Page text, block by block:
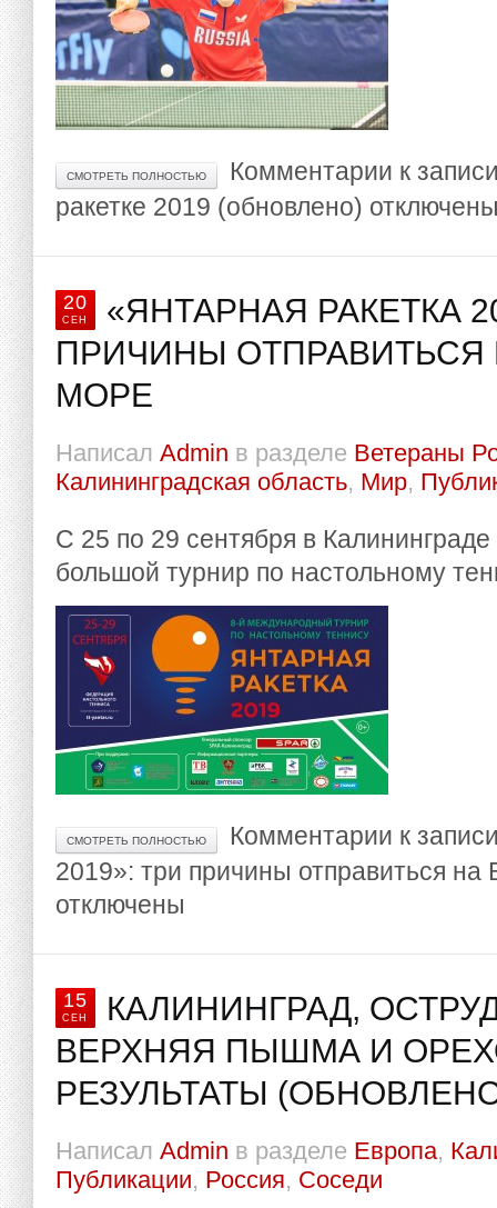
СМОТРЕТЬ ПОЛНОСТЬЮ Комментарии к
ракетке 2019 (обновлено)
20
СЕН
«ЯНТАРНАЯ РАКЕТКА
ПРИЧИНЫ ОТПРАВИТЬСЯ
МОРЕ
Написал Admin в разделе Ветераны
Калининградская область, Мир,
С 25 по 29 сентября в
большой турнир по настольному
СМОТРЕТЬ ПОЛНОСТЬЮ Комментарии к
2019»: три причины отправиться на
отключены
15
СЕН
КАЛИНИНГРАД,
ВЕРХНЯЯ ПЫШМА И
РЕЗУЛЬТАТЫ
Написал Admin в разделе Европа,
Публикации, Россия, Соседи